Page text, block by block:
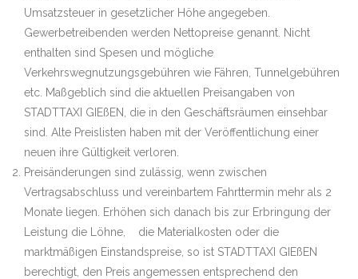
Umsatzsteuer in gesetzlicher Höhe angegeben.
Gewerbetreibenden werden Nettopreise genannt. Nicht
enthalten sind Spesen und mögliche
Verkehrswegnutzungsgebühren wie Fähren, Tunnelgebühren
etc. Maßgeblich sind die aktuellen Preisangaben von
STADTTAXI GIEßEN, die in den Geschäftsräumen einsehbar
sind. Alte Preislisten haben mit der Veröffentlichung einer
neuen ihre Gültigkeit verloren.
Preisänderungen sind zulässig, wenn zwischen
Vertragsabschluss und vereinbartem Fahrttermin mehr als 2
Monate liegen. Erhöhen sich danach bis zur Erbringung der
Leistung die Löhne, die Materialkosten oder die
marktmäßigen Einstandspreise, so ist STADTTAXI GIEßEN
berechtigt, den Preis angemessen entsprechend den